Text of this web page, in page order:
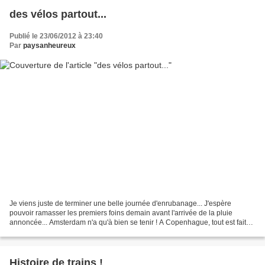
des vélos partout...
Publié le 23/06/2012 à 23:40
Par paysanheureux
Je viens juste de terminer une belle journée d'enrubanage... J'espère
pouvoir ramasser les premiers foins demain avant l'arrivée de la pluie
annoncée... Amsterdam n'a qu'à bien se tenir ! A Copenhague, tout est fait